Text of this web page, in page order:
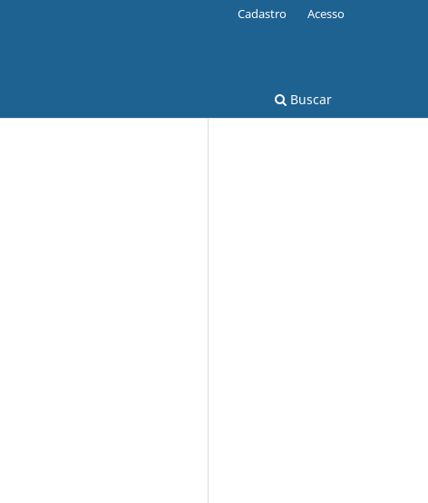
Buscar
Cadastro Acesso